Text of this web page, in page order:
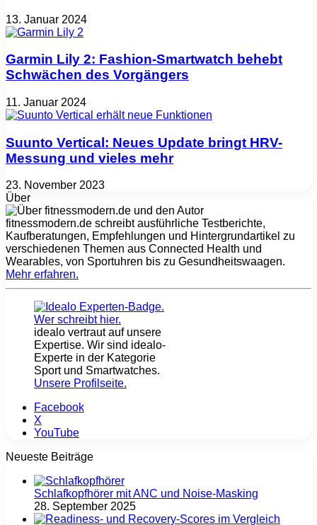
13. Januar 2024
Garmin Lily 2: Fashion-Smartwatch behebt
Schwächen des Vorgängers
11. Januar 2024
Suunto Vertical: Neues Update bringt HRV-
Messung und vieles mehr
23. November 2023
Über
fitnessmodern.de schreibt ausführliche Testberichte,
Kaufberatungen, Empfehlungen und Hintergrundartikel zu
verschiedenen Themen aus Connected Health und
Wearables, von Sportuhren bis zu Gesundheitswaagen.
Mehr erfahren.
idealo vertraut auf unsere
Expertise. Wir sind idealo-
Experte in der Kategorie
Sport und Smartwatches.
Unsere Profilseite.
Facebook
X
YouTube
Neueste Beiträge
Schlafkopfhörer mit ANC und Noise-Masking
28. September 2025